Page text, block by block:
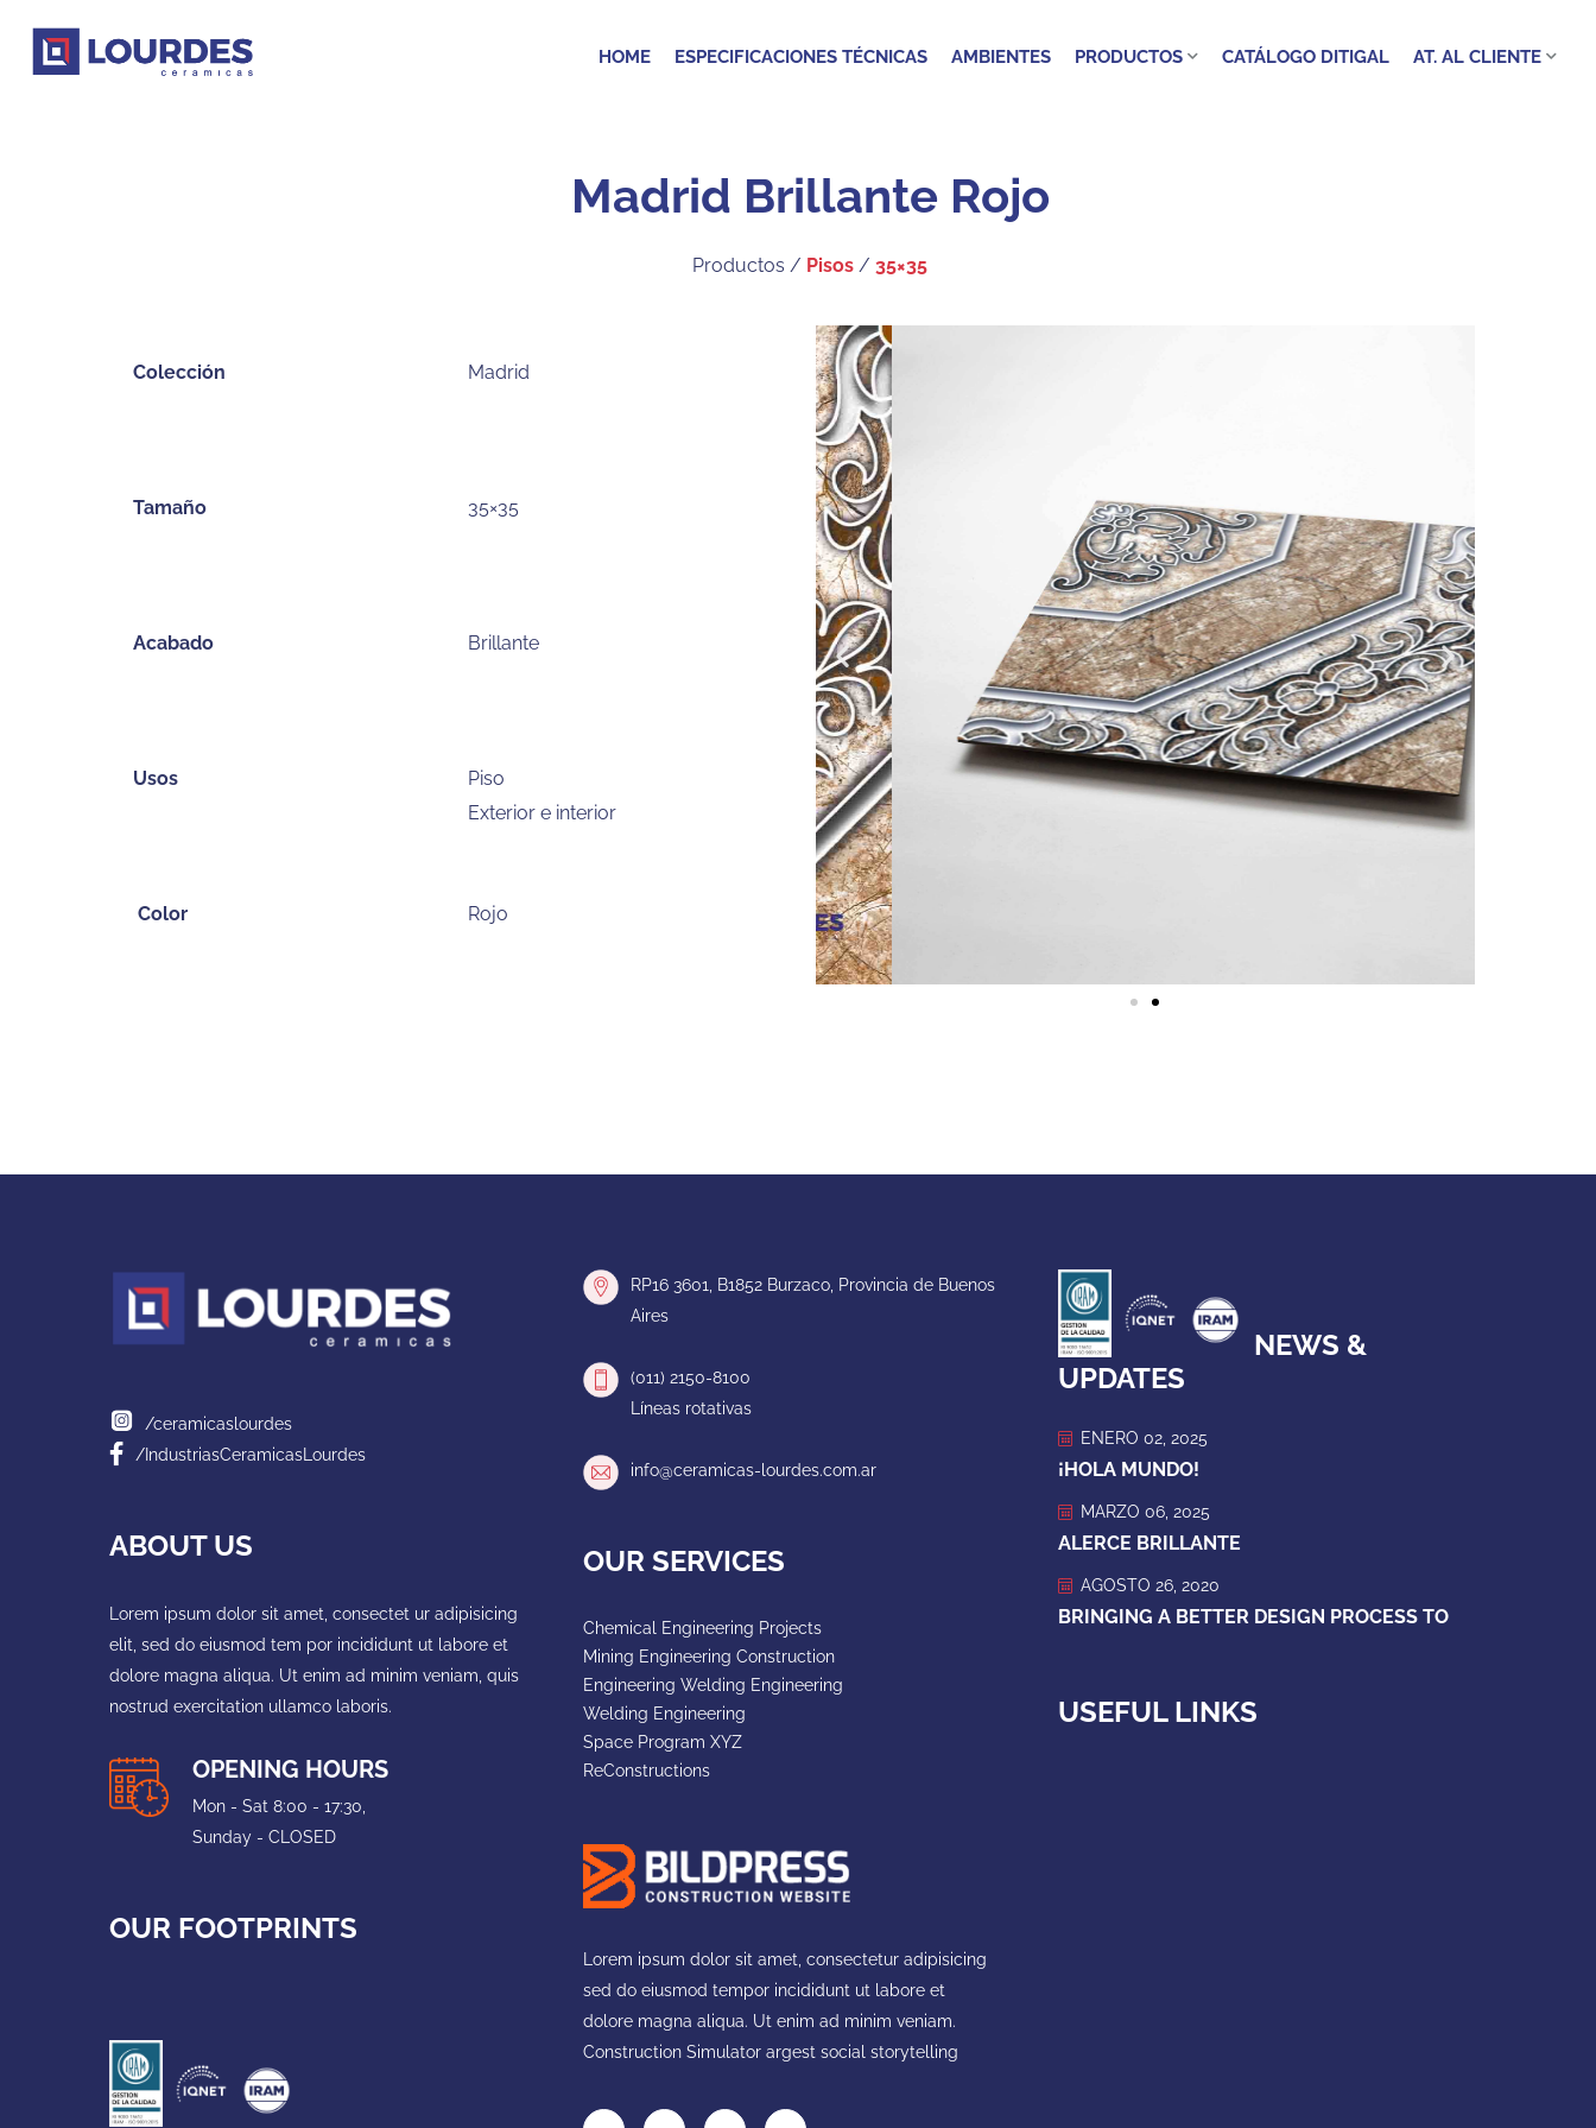
HOME ESPECIFICACIONES TÉCNICAS AMBIENTES PRODUCTOS CATÁLOGO DITIGAL AT. AL CLIENTE
Madrid Brillante Rojo
Productos / Pisos / 35×35
Colección Madrid
Tamaño 35×35
Acabado Brillante
Usos
Piso
Exterior e interior
Color Rojo
/ceramicaslourdes
/IndustriasCeramicasLourdes
ABOUT US
Lorem ipsum dolor sit amet, consectet ur adipisicing
elit, sed do eiusmod tem por incididunt ut labore et
dolore magna aliqua. Ut enim ad minim veniam, quis
nostrud exercitation ullamco laboris.
OPENING HOURS
Mon - Sat 8:00 - 17:30,
Sunday - CLOSED
OUR FOOTPRINTS
RP16 3601, B1852 Burzaco, Provincia de Buenos
Aires
(011) 2150-8100
Líneas rotativas
info@ceramicas-lourdes.com.ar
OUR SERVICES
Chemical Engineering Projects
Mining Engineering Construction
Engineering Welding Engineering
Welding Engineering
Space Program XYZ
ReConstructions
Lorem ipsum dolor sit amet, consectetur adipisicing
sed do eiusmod tempor incididunt ut labore et
dolore magna aliqua. Ut enim ad minim veniam.
Construction Simulator argest social storytelling
NEWS &
UPDATES
ENERO 02, 2025
¡HOLA MUNDO!
MARZO 06, 2025
ALERCE BRILLANTE
AGOSTO 26, 2020
BRINGING A BETTER DESIGN PROCESS TO
USEFUL LINKS